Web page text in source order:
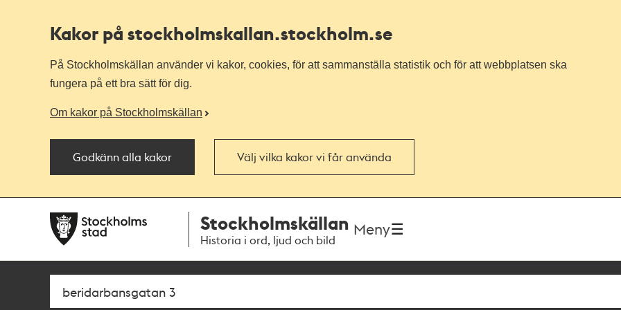
Kakor på stockholmskallan.stockholm.se
På Stockholmskällan använder vi kakor, cookies, för att sammanställa statistik och för att webbplatsen ska
fungera på ett bra sätt för dig.
Om kakor på Stockholmskällan
Godkänn alla kakor Välj vilka kakor vi får använda
navigationen
huvudinnehållet
Stockholmskällan
Historia i ord, ljud och bild
Meny
Sök